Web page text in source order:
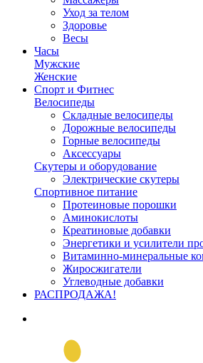
Уход за телом
Здоровье
Весы
Часы
Мужские
Женские
Спорт и Фитнес
Велосипеды
Складные велосипеды
Дорожные велосипеды
Горные велосипеды
Аксессуары
Скутеры и оборудование
Электрические скутеры
Спортивное питание
Протеиновые порошки
Аминокислоты
Креатиновые добавки
Энергетики и усилители
Витаминно-минеральные
Жиросжигатели
Углеводные добавки
РАСПРОДАЖА!